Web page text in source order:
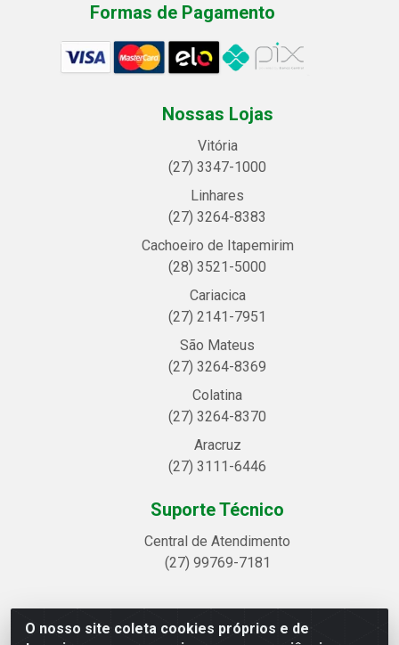
O nosso site coleta cookies próprios e de
Formas de Pagamento
Nossas Lojas
Vitória
(27) 3347-1000
Linhares
(27) 3264-8383
Cachoeiro de Itapemirim
(28) 3521-5000
Cariacica
(27) 2141-7951
São Mateus
(27) 3264-8369
Colatina
(27) 3264-8370
Aracruz
(27) 3111-6446
Suporte Técnico
Central de Atendimento
(27) 99769-7181
Linhavix Distribuidora LTDA - Avenida Alegre, 2521 -